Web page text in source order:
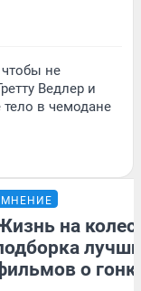
не
Ведлер и
в чемодане
МНЕНИЕ
на
о